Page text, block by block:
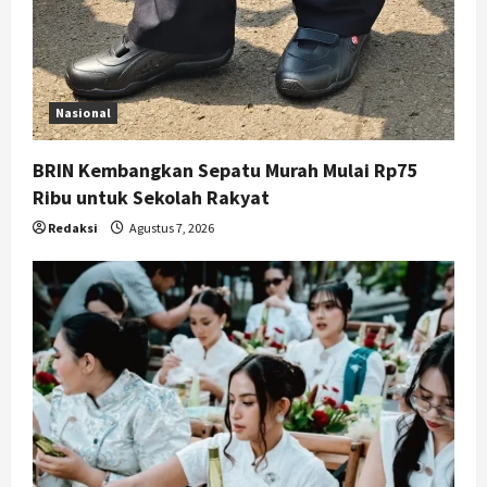
Nasional
BRIN Kembangkan Sepatu Murah Mulai Rp75
Ribu untuk Sekolah Rakyat
Redaksi Agustus 7, 2026